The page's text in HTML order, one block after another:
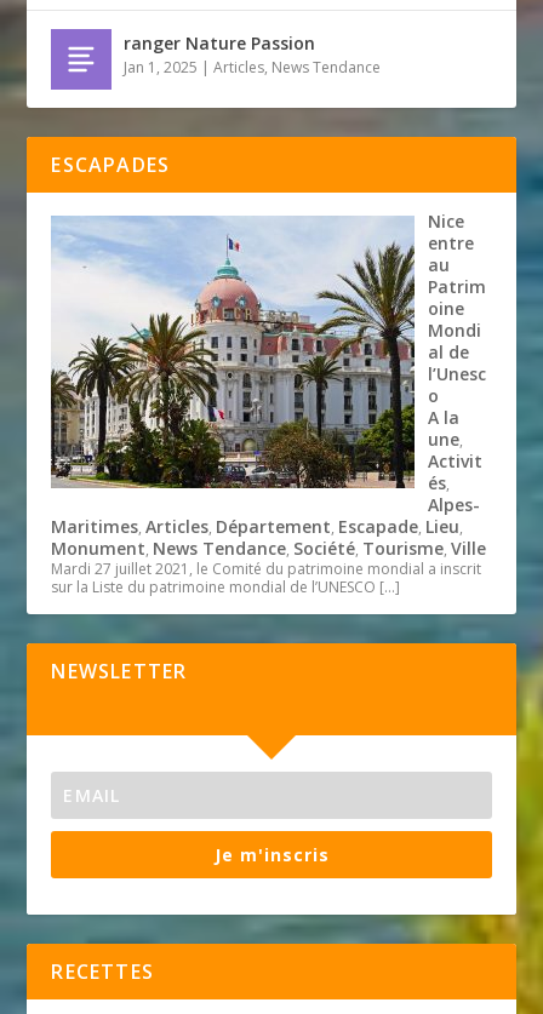
ranger Nature Passion
Jan 1, 2025 |Articles, News Tendance
ESCAPADES
Nice
entre
au
Patrim
oine
Mondi
al de
l’Unesc
o
A la
une,
Activit
és,
Alpes-
Maritimes,Articles, Département, Escapade, Lieu,
Monument, News Tendance, Société, Tourisme,Ville
Mardi 27 juillet 2021, le Comité du patrimoine mondial a inscrit
sur la Liste du patrimoine mondial de l’UNESCO […]
NEWSLETTER
Je m'inscris
RECETTES